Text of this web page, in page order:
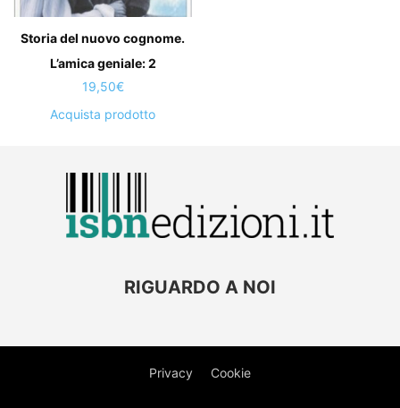
Storia del nuovo cognome.
L’amica geniale: 2
19,50€
Acquista prodotto
RIGUARDO A NOI
Privacy Cookie